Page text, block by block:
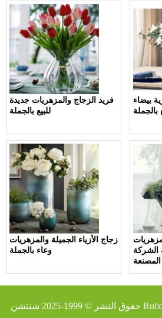
فريد الزجاج والمزهريات جديدة
للبيع بالجملة
بيضاء
بالجملة
زجاج الأزياء الجميلة والمزهريات
وعاء بالجملة
الشركة
المصنعة
حقوق النشر © 1999-2025